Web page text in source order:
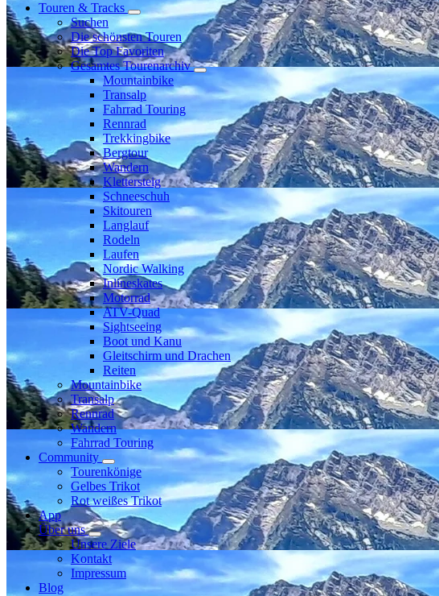
Touren & Tracks
Suchen
Die schönsten Touren
Die Top Favoriten
Gesamtes Tourenarchiv
Mountainbike
Transalp
Fahrrad Touring
Rennrad
Trekkingbike
Bergtour
Wandern
Klettersteig
Schneeschuh
Skitouren
Langlauf
Rodeln
Laufen
Nordic Walking
Inlineskates
Motorrad
ATV-Quad
Sightseeing
Boot und Kanu
Gleitschirm und Drachen
Reiten
Mountainbike
Transalp
Rennrad
Wandern
Fahrrad Touring
Community
Tourenkönige
Gelbes Trikot
Rot weißes Trikot
App
Über uns
Unsere Ziele
Kontakt
Impressum
Blog